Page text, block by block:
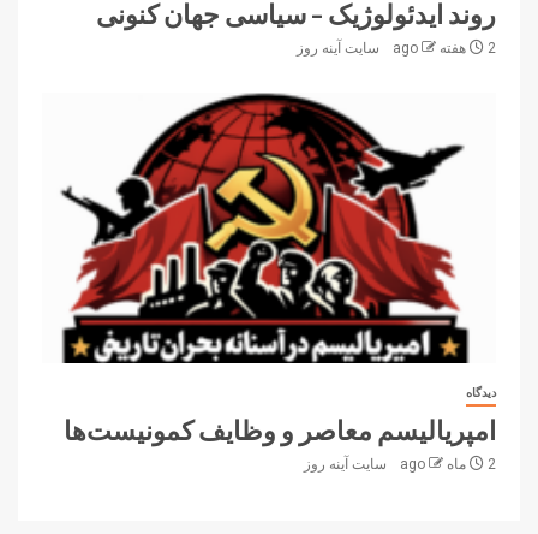
روند ایدئولوژیک – سیاسی جهان کنونی
2 هفته ago سایت آینه‌ روز
دیدگاه
امپریالیسم معاصر و وظایف کمونیست‌ها
2 ماه ago سایت آینه‌ روز